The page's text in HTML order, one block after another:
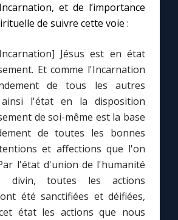
Croire
monde
et de l’importance
de suivre cette voie :
Jésus est en état
Et comme l'Incarnation
de tous les autres
ainsi l'état en la disposition
de soi-même est la base
de toutes les bonnes
et affections que l'on
l'état d'union de l'humanité
divin, toutes les actions
été sanctifiées et déifiées,
état les actions que nous